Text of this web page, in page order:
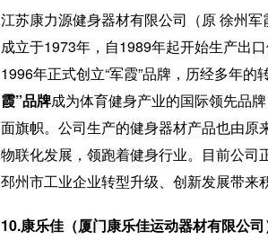
江苏康力源健身器材有限公司（原 徐州
成立于1973年，自1989年起开始生产出
1996年正式创立“军霞”品牌，历经多年的
霞”品牌成为体育健身产业的国际领先品
面旗帜。公司生产的健身器材产品也由原
物联化发展，领跑着健身行业。目前公司
邳州市工业企业转型升级、创新发展带来
10.康乐佳（厦门康乐佳运动器材有限公